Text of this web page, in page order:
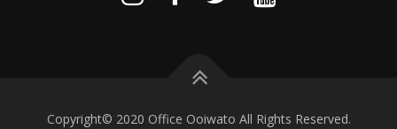
Copyright© 2020 Office Ooiwato All Rights Reserved.